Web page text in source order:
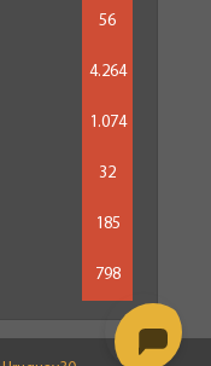
56
4.264
1.074
32
185
798